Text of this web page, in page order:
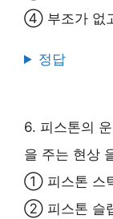
④ 부조가 없
정답
6. 피스톤의
을 주는 현상
① 피스톤 스
② 피스톤 슬